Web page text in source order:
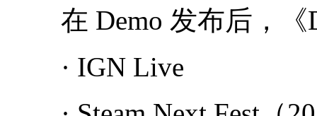
在 Demo 发布后，《
· IGN Live